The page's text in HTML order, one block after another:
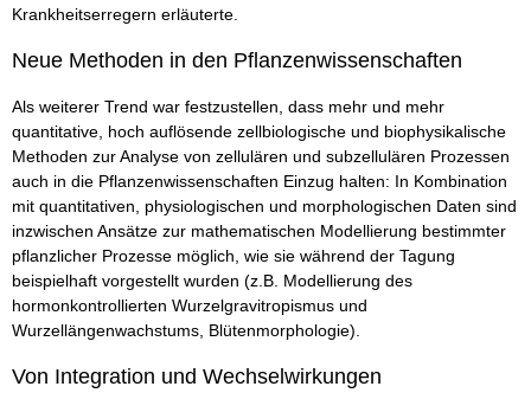
Krankheitserregern erläuterte.
Neue Methoden in den Pflanzenwissenschaften
Als weiterer Trend war festzustellen, dass mehr und mehr
quantitative, hoch auflösende zellbiologische und biophysikalische
Methoden zur Analyse von zellulären und subzellulären Prozessen
auch in die Pflanzenwissenschaften Einzug halten: In Kombination
mit quantitativen, physiologischen und morphologischen Daten sind
inzwischen Ansätze zur mathematischen Modellierung bestimmter
pflanzlicher Prozesse möglich, wie sie während der Tagung
beispielhaft vorgestellt wurden (z.B. Modellierung des
hormonkontrollierten Wurzelgravitropismus und
Wurzellängenwachstums, Blütenmorphologie).
Von Integration und Wechselwirkungen